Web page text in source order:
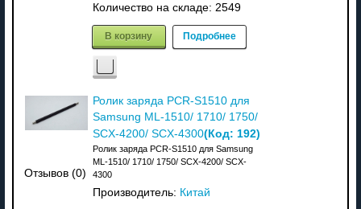
Количество на складе: 2549
В корзину Подробнее
Отзывов (0)
Ролик заряда PCR-S1510 для
Samsung ML-1510/ 1710/ 1750/
SCX-4200/ SCX-4300(Код: 192)
Ролик заряда PCR-S1510 для Samsung
ML-1510/ 1710/ 1750/ SCX-4200/ SCX-
4300
Производитель: Китай